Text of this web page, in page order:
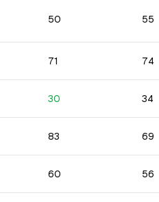
50 55
71 74
30 34
83 69
60 56